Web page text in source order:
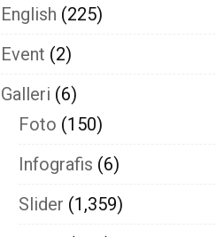
English (225)
Event (2)
Galleri (6)
Foto (150)
Infografis (6)
Slider (1,359)